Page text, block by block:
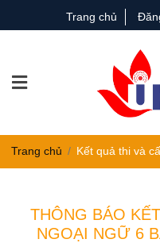
Trang chủ
Trang chủ Kết quả thi và
THÔNG BÁO
NGOẠI NGỮ 6